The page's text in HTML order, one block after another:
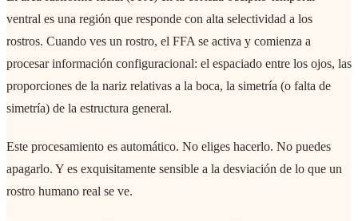
ventral es una región que responde con alta selectividad a los
rostros. Cuando ves un rostro, el FFA se activa y comienza a
procesar información configuracional: el espaciado entre los ojos, las
proporciones de la nariz relativas a la boca, la simetría (o falta de
simetría) de la estructura general.
Este procesamiento es automático. No eliges hacerlo. No puedes
apagarlo. Y es exquisitamente sensible a la desviación de lo que un
rostro humano real se ve.